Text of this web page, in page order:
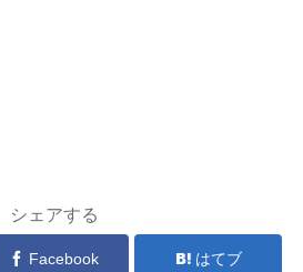
シェアする
Facebook はてブ